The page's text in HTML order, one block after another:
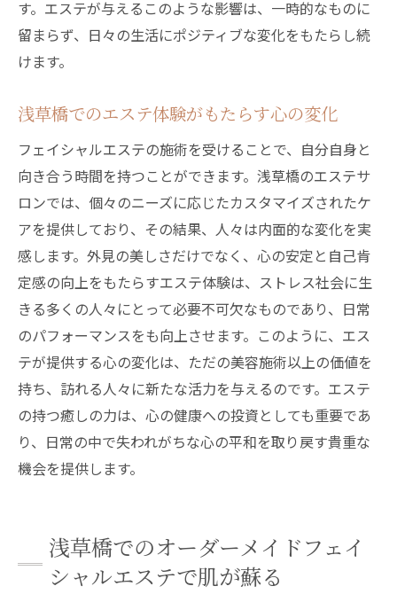
す。エステが与えるこのような影響は、一時的なものに
留まらず、日々の生活にポジティブな変化をもたらし続
けます。
浅草橋でのエステ体験がもたらす心の変化
フェイシャルエステの施術を受けることで、自分自身と
向き合う時間を持つことができます。浅草橋のエステサ
ロンでは、個々のニーズに応じたカスタマイズされたケ
アを提供しており、その結果、人々は内面的な変化を実
感します。外見の美しさだけでなく、心の安定と自己肯
定感の向上をもたらすエステ体験は、ストレス社会に生
きる多くの人々にとって必要不可欠なものであり、日常
のパフォーマンスをも向上させます。このように、エス
テが提供する心の変化は、ただの美容施術以上の価値を
持ち、訪れる人々に新たな活力を与えるのです。エステ
の持つ癒しの力は、心の健康への投資としても重要であ
り、日常の中で失われがちな心の平和を取り戻す貴重な
機会を提供します。
浅草橋でのオーダーメイドフェイ
シャルエステで肌が蘇る